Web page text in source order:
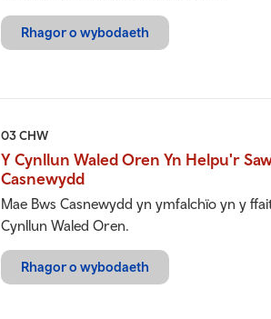
Rhagor o wybodaeth
03 CHW
Y Cynllun Waled Oren Yn Helpu'r
Casnewydd
Mae Bws Casnewydd yn ymfalchïo yn y
Cynllun Waled Oren.
Rhagor o wybodaeth